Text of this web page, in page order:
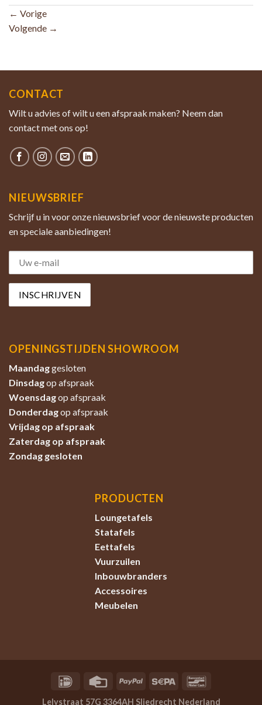
← Vorige
Volgende →
CONTACT
Wilt u advies of wilt u een afspraak maken? Neem dan
contact met ons op!
NIEUWSBRIEF
Schrijf u in voor onze nieuwsbrief voor de nieuwste producten
en speciale aanbiedingen!
OPENINGSTIJDEN SHOWROOM
Maandaggesloten
Dinsdagop afspraak
Woensdagop afspraak
Donderdagop afspraak
Vrijdag op afspraak
Zaterdag op afspraak
Zondag gesloten
PRODUCTEN
Loungetafels
Statafels
Eettafels
Vuurzuilen
Inbouwbranders
Accessoires
Meubelen
Lelystraat 57G 3364AH Sliedrecht Nederland